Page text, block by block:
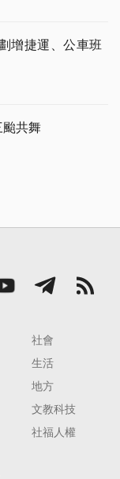
增捷運、公車班
共舞
社會
生活
地方
文教科技
社福人權